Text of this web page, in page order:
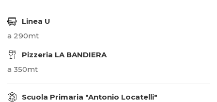
Linea U
a 290mt
Pizzeria LA BANDIERA
a 350mt
Scuola Primaria "Antonio Locatelli"